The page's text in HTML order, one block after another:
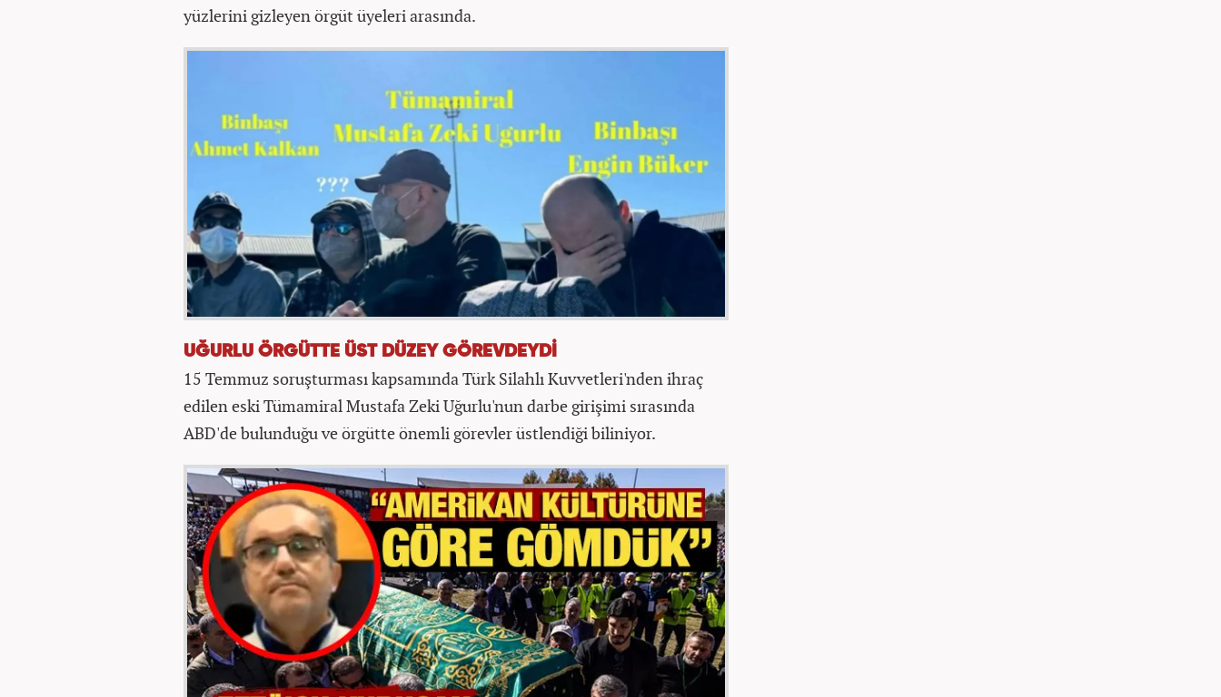
yüzlerini gizleyen örgüt üyeleri arasında.
UĞURLU ÖRGÜTTE ÜST DÜZEY GÖREVDEYDİ
15 Temmuz soruşturması kapsamında Türk Silahlı Kuvvetleri'nden ihraç
edilen eski Tümamiral Mustafa Zeki Uğurlu'nun darbe girişimi sırasında
ABD'de bulunduğu ve örgütte önemli görevler üstlendiği biliniyor.